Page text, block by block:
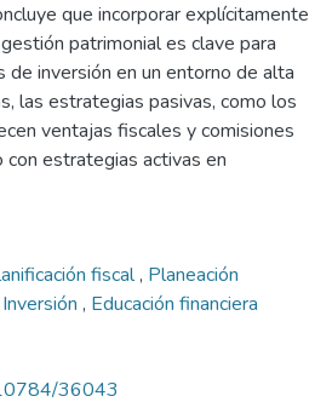
que incorporar explícitamente
patrimonial es clave para
de inversión en un entorno de alta
las estrategias pasivas, como los
ventajas fiscales y comisiones
estrategias activas en
fiscal, Planeación
Inversión , Educación financiera
36043